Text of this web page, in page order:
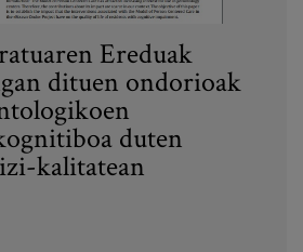
Ereduak
dituen ondorioak
duten
kalitatean